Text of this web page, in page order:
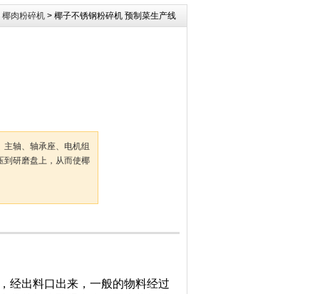
椰肉粉碎机 > 椰子不锈钢粉碎机 预制菜生产线
轴、轴承座、电机组
到研磨盘上，从而使椰
出料口出来，一般的物料经过